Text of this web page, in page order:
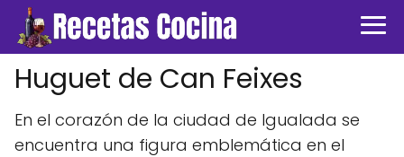
Huguet de Can Feixes
En el corazón de la ciudad de Igualada se
encuentra una figura emblemática en el